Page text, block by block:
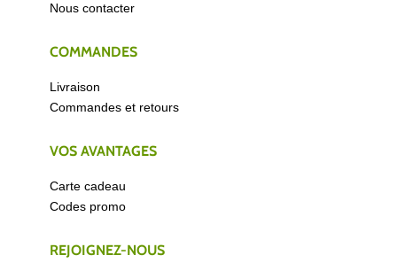
Nous contacter
COMMANDES
Livraison
Commandes et retours
VOS AVANTAGES
Carte cadeau
Codes promo
REJOIGNEZ-NOUS